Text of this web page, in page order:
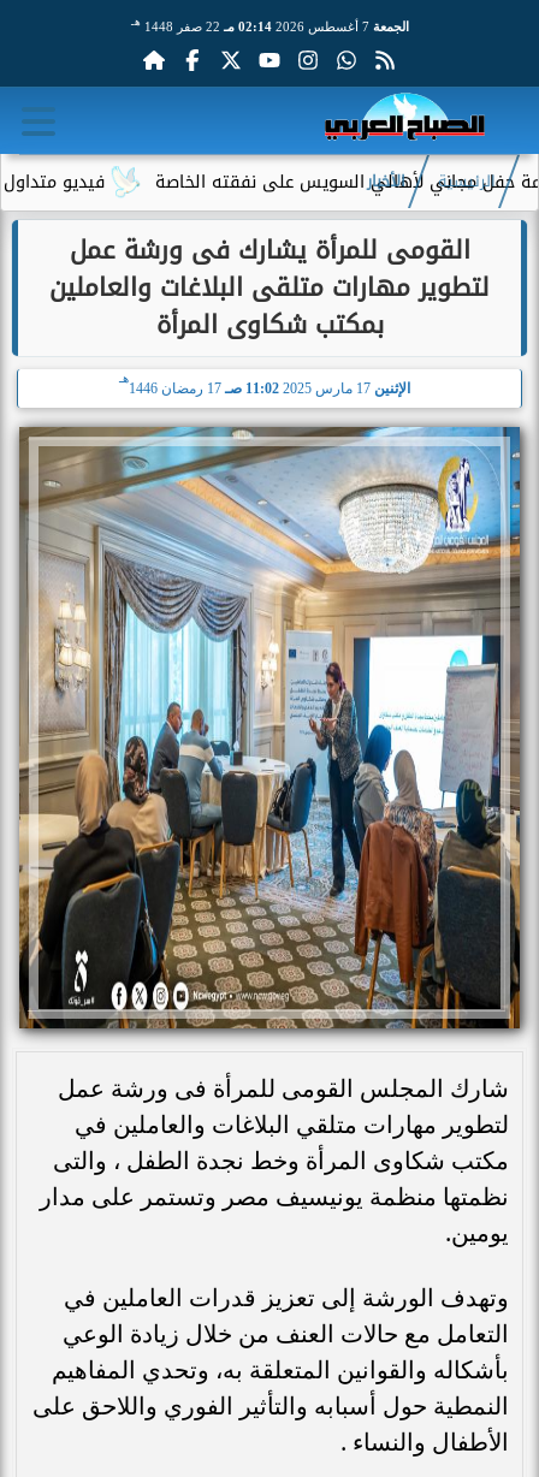
الجمعة 7 أغسطس 2026 02:14 مـ 22 صفر 1448 هـ
فيديو متداول مجاني لأهالي السويس على نفقته الخاصة
الرئيسية الأخبار
القومى للمرأة يشارك فى ورشة عمل
لتطوير مهارات متلقى البلاغات والعاملين
بمكتب شكاوى المرأة
الإثنين 11:02 صـ 17 رمضان 1446
هـ
شارك المجلس القومى للمرأة فى ورشة عمل
لتطوير مهارات متلقي البلاغات والعاملين في
مكتب شكاوى المرأة وخط نجدة الطفل ، والتى
نظمتها منظمة يونيسيف مصر وتستمر على مدار
يومين.
وتهدف الورشة إلى تعزيز قدرات العاملين في
التعامل مع حالات العنف من خلال زيادة الوعي
بأشكاله والقوانين المتعلقة به، وتحدي المفاهيم
النمطية حول أسبابه والتأثير الفوري واللاحق على
الأطفال والنساء .